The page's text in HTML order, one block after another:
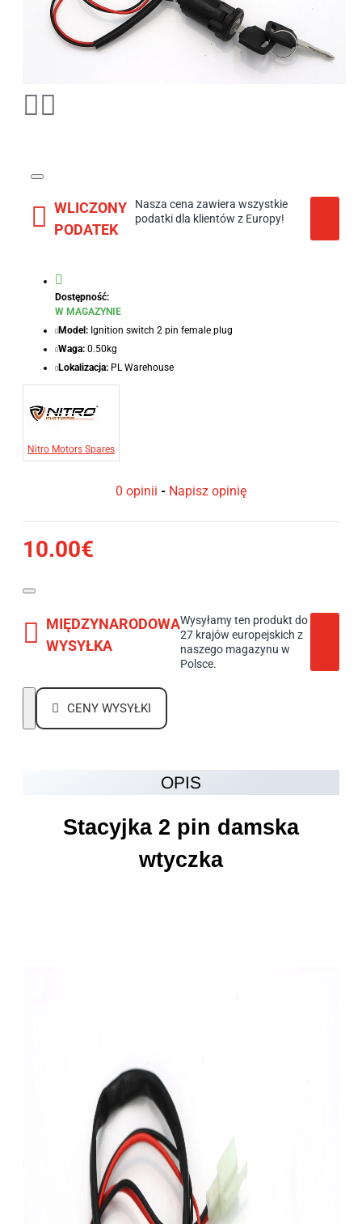
WLICZONY
PODATEK
Nasza cena zawiera wszystkie
podatki dla klientów z Europy!
Dostępność:
W MAGAZYNIE
Model: Ignition switch 2 pin female plug
Waga: 0.50kg
Lokalizacja: PL Warehouse
Nitro Motors Spares
0 opinii - Napisz opinię
10.00€
MIĘDZYNARODOWA
WYSYŁKA
Wysyłamy ten produkt do
27 krajów europejskich z
naszego magazynu w
Polsce.
CENY WYSYŁKI
OPIS
Stacyjka 2 pin damska
wtyczka